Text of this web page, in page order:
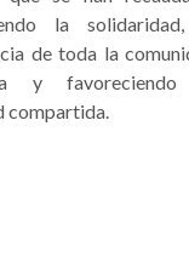
la
de toda la
y
compartida.